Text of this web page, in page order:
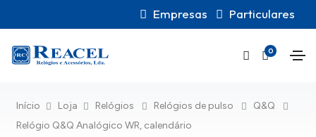
Empresas Particulares
0
Início Loja Relógios Relógios de pulso
Q&Q
Relógio Q&Q Analógico WR, calendário